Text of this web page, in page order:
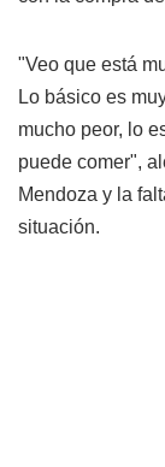
"Veo que está
Lo básico es
mucho peor, lo
puede comer",
Mendoza y la
situación.